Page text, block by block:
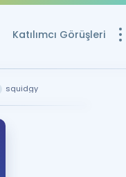
Katılımcı Görüşleri
squidgy